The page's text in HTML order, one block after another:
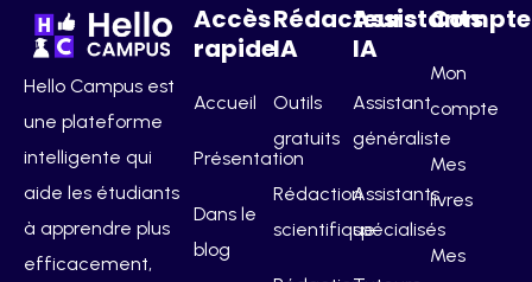
Hello Campus est
une plateforme
intelligente qui
aide les étudiants
à apprendre plus
efficacement,
Accès
rapide
Accueil
Présentation
Dans le
blog
Rédacteurs
IA
Outils
gratuits
Rédaction
scientifique
Assistants
IA
Assistant
généraliste
Assistants
spécialisés
Compte
Mon
compte
Mes
livres
Mes